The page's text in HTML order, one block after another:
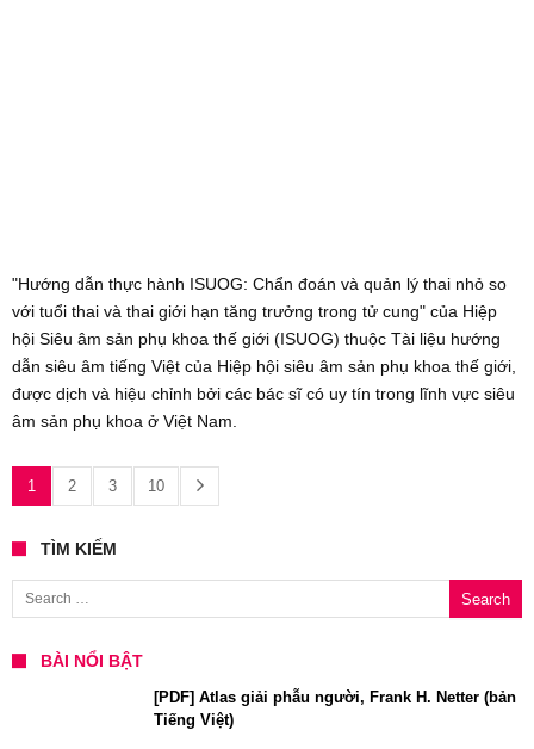
"Hướng dẫn thực hành ISUOG: Chẩn đoán và quản lý thai nhỏ so
với tuổi thai và thai giới hạn tăng trưởng trong tử cung" của Hiệp
hội Siêu âm sản phụ khoa thế giới (ISUOG) thuộc Tài liệu hướng
dẫn siêu âm tiếng Việt của Hiệp hội siêu âm sản phụ khoa thế giới,
được dịch và hiệu chỉnh bởi các bác sĩ có uy tín trong lĩnh vực siêu
âm sản phụ khoa ở Việt Nam.
1 2 3 10
TÌM KIẾM
Search for:
BÀI NỔI BẬT
[PDF] Atlas giải phẫu người, Frank H. Netter (bản
Tiếng Việt)